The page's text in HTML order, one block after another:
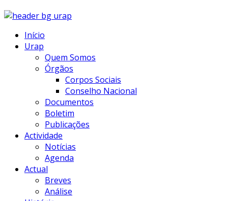
Início
Urap
Quem Somos
Órgãos
Corpos Sociais
Conselho Nacional
Documentos
Boletim
Publicações
Actividade
Notícias
Agenda
Actual
Breves
Análise